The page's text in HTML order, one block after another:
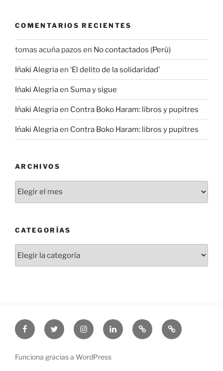
COMENTARIOS RECIENTES
tomas acuña pazos en No contactados (Perú)
Iñaki Alegriaen ‘El delito de la solidaridad’
Iñaki Alegriaen Suma y sigue
Iñaki Alegriaen Contra Boko Haram: libros y pupitres
Iñaki Alegriaen Contra Boko Haram: libros y pupitres
ARCHIVOS
CATEGORÍAS
FacebookTwitter InstagramLinkedinThreadsBluesky
Funciona gracias a WordPress